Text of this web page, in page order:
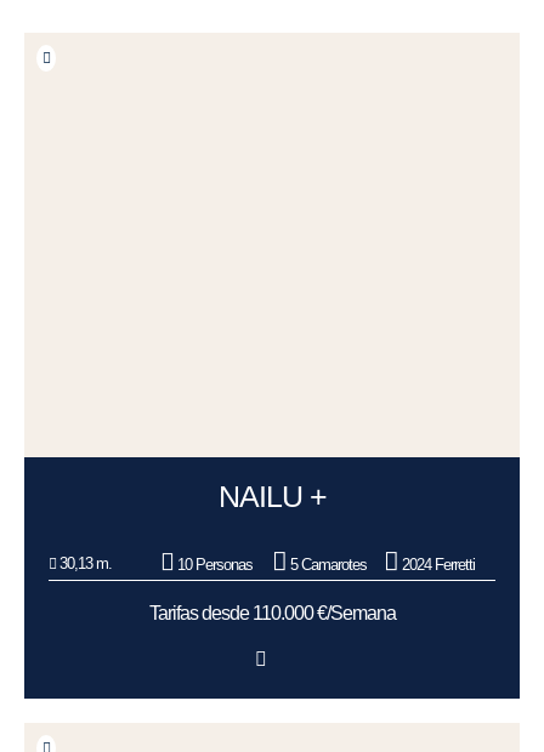
NAILU +
30,13 m. 10 Personas 5 Camarotes 2024 Ferretti
Tarifas desde 110.000 €/Semana